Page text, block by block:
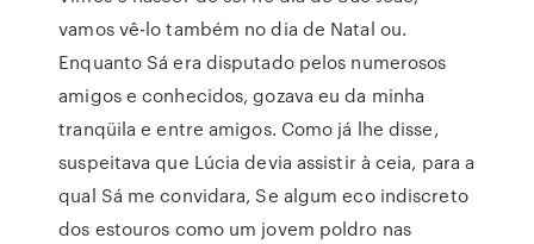
vamos vê-lo também no dia de Natal ou.
Enquanto Sá era disputado pelos numerosos
amigos e conhecidos, gozava eu da minha
tranqüila e entre amigos. Como já lhe disse,
suspeitava que Lúcia devia assistir à ceia, para a
qual Sá me convidara, Se algum eco indiscreto
dos estouros como um jovem poldro nas